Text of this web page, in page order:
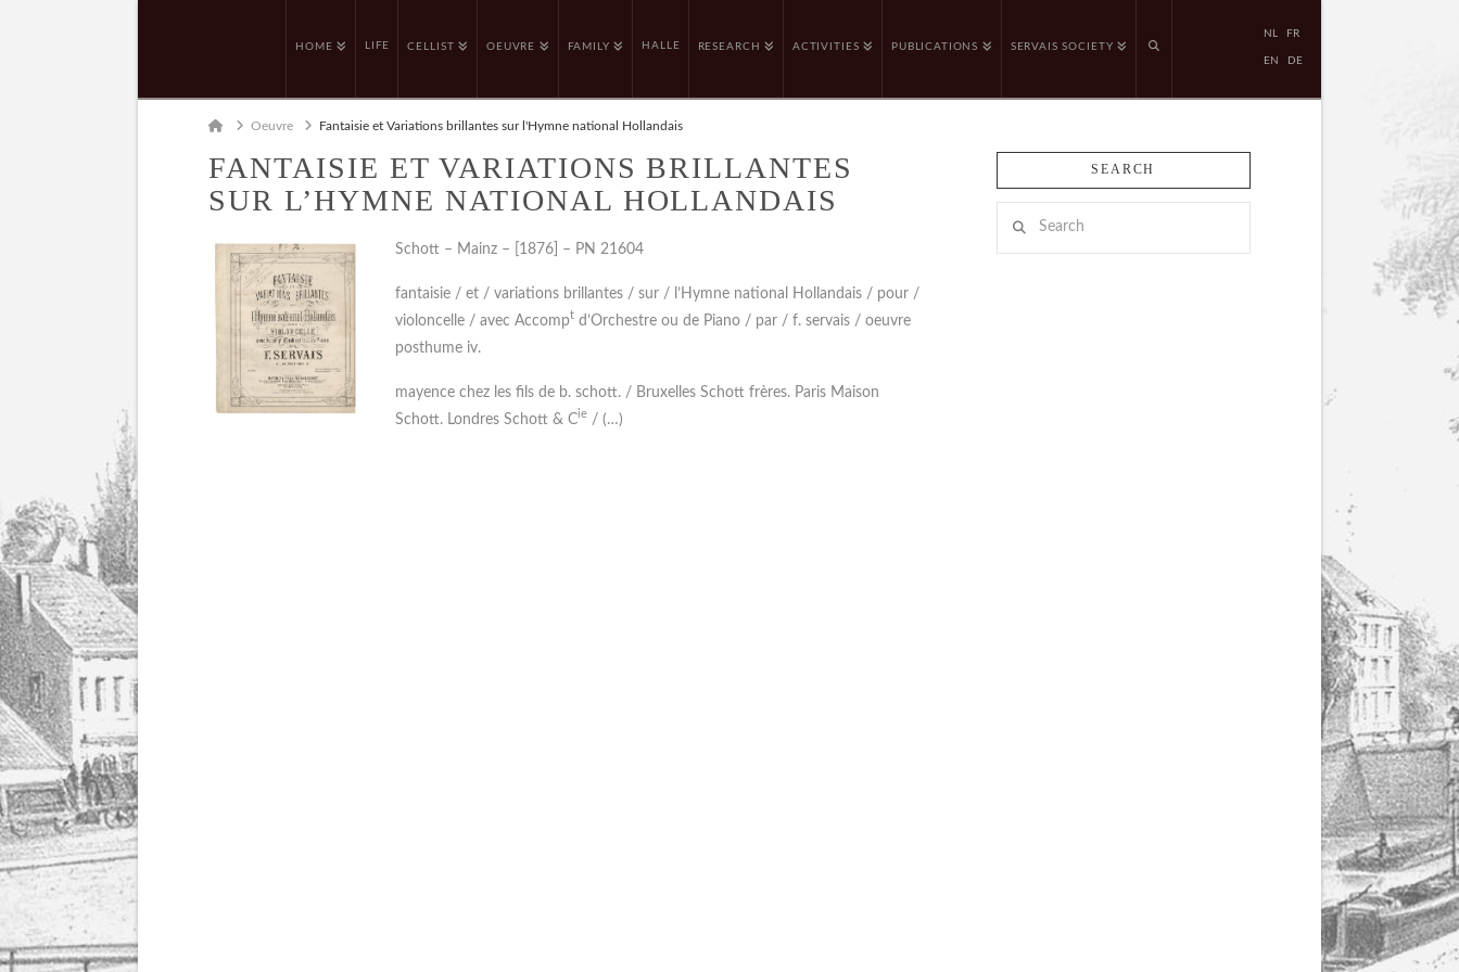
HOME LIFE CELLIST OEUVRE FAMILY HALLE RESEARCH ACTIVITIES PUBLICATIONS SERVAIS SOCIETY
NL FR
EN DE
HomeOeuvre Fantaisie et Variations brillantes sur l'Hymne national Hollandais
FANTAISIE ET VARIATIONS BRILLANTES
SUR L’HYMNE NATIONAL HOLLANDAIS
Schott – Mainz – [1876] – PN 21604
fantaisie / et / variations brillantes / sur / l’Hymne national Hollandais / pour /
violoncelle / avec Accomptd’Orchestre ou de Piano / par / f. servais / oeuvre
posthume iv.
mayence chez les fils de b. schott. / Bruxelles Schott frères. Paris Maison
Schott. Londres Schott & Cie/ (…)
SEARCH